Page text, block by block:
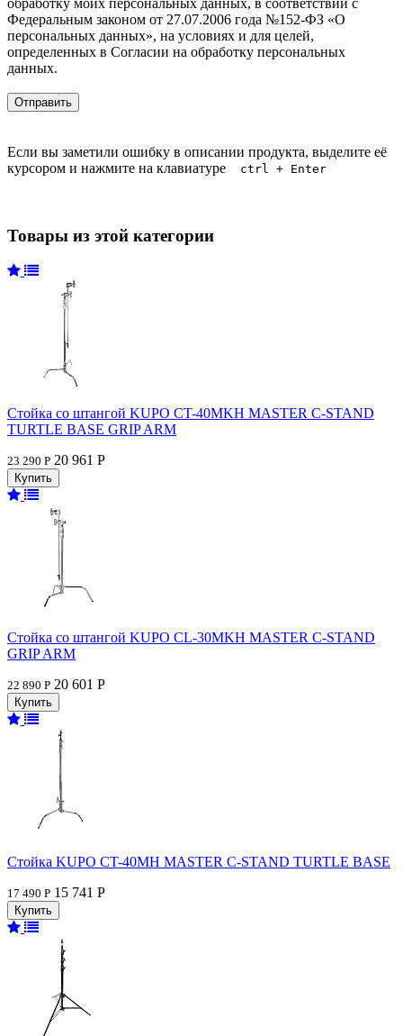
обработку моих персональных данных, в соответствии с
Федеральным законом от 27.07.2006 года №152-ФЗ «О
персональных данных», на условиях и для целей,
определенных в Согласии на обработку персональных
данных.
Если вы заметили ошибку в описании продукта, выделите её
курсором и нажмите на клавиатуре
ctrl + Enter
Товары из этой категории
Стойка со штангой KUPO CT-40MKH MASTER C-STAND
TURTLE BASE GRIP ARM
23 290 Р 20 961 Р
Стойка со штангой KUPO CL-30MKH MASTER C-STAND
GRIP ARM
22 890 Р 20 601 Р
Стойка KUPO CT-40MH MASTER C-STAND TURTLE BASE
17 490 Р 15 741 Р